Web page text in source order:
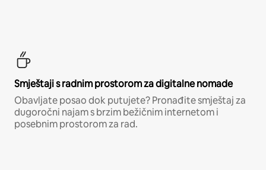
Smještaji s radnim prostorom za digitalne nomade
Obavljate posao dok putujete? Pronađite smještaj za
dugoročni najam s brzim bežičnim internetom i
posebnim prostorom za rad.